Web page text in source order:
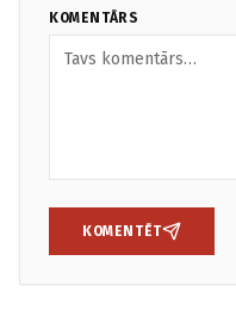
KOMENTĀRS
KOMENTĒT